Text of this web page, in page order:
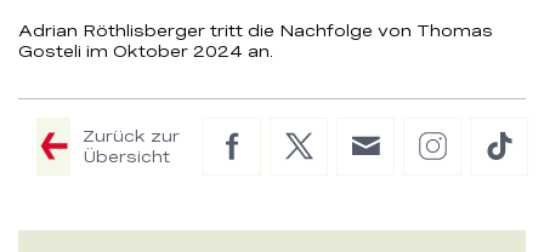
Adrian Röthlisberger tritt die Nachfolge von Thomas
Gosteli im Oktober 2024 an.
Zurück zur
Übersicht
FacebookTwitter
E-
Instagram